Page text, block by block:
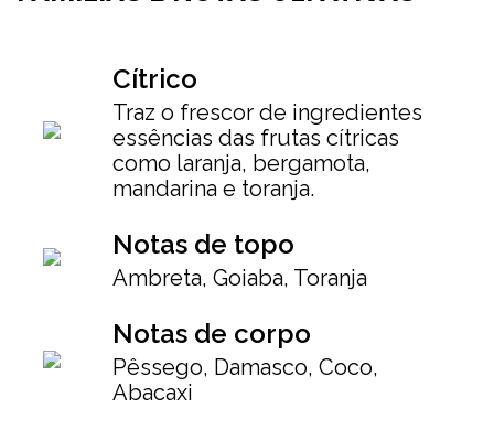
Cítrico
Traz o frescor de ingredientes
essências das frutas cítricas
como laranja, bergamota,
mandarina e toranja.
Notas de topo
Ambreta, Goiaba, Toranja
Notas de corpo
Pêssego, Damasco, Coco,
Abacaxi